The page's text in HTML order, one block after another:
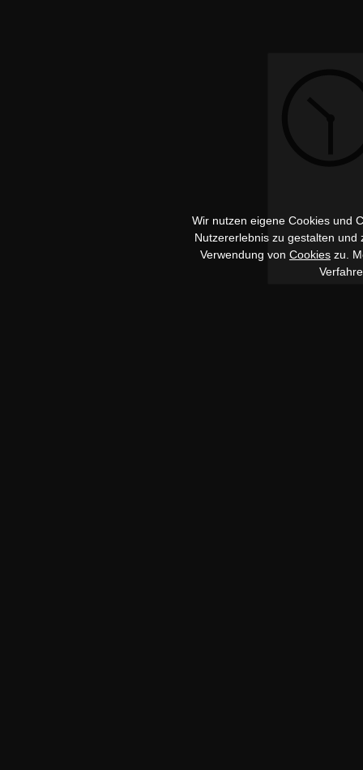
Wir nutzen eigene Cookies und
Nutzererlebnis zu gestalten
Verwendung von Cookies zu.